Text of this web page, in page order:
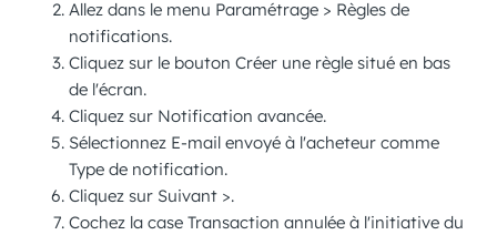
Allez dans le menu Paramétrage > Règles de
notifications.
Cliquez sur le boutonCréer une règle situé en bas
de l'écran.
Cliquez sur Notification avancée.
Sélectionnez E-mail envoyé à l'acheteur comme
Type de notification.
Cliquez sur Suivant >.
Cochez la caseTransaction annulée à l'initiative du